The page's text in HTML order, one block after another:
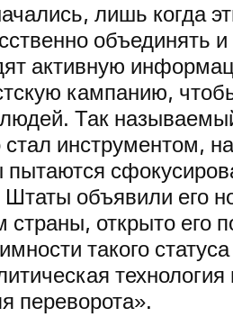
лишь когда
объединять
активную
кампанию,
Так
инструментом,
Штаты объявили его
страны, открыто его
такого
переворота».